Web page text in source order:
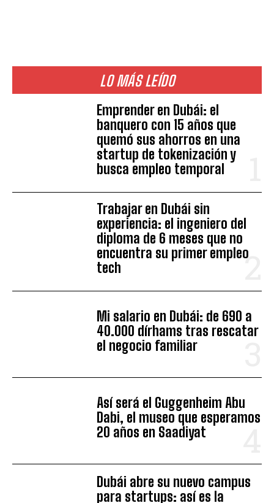
LO MÁS LEÍDO
Emprender en Dubái: el
banquero con 15 años que
quemó sus ahorros en una
startup de tokenización y
busca empleo temporal
Trabajar en Dubái sin
experiencia: el ingeniero del
diploma de 6 meses que no
encuentra su primer empleo
tech
Mi salario en Dubái: de 690 a
40.000 dírhams tras rescatar
el negocio familiar
Así será el Guggenheim Abu
Dabi, el museo que esperamos
20 años en Saadiyat
Dubái abre su nuevo campus
para startups: así es la